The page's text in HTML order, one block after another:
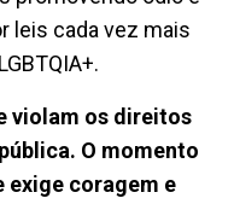
leis cada vez mais
violam os direitos
O momento
exige coragem e